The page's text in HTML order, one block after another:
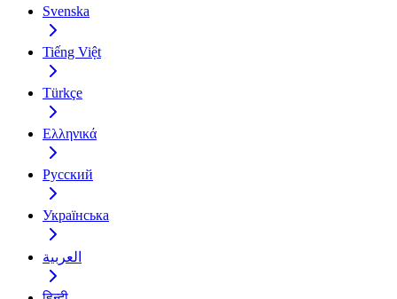
Svenska
Tiếng Việt
Türkçe
Ελληνικά
Русский
Українська
العربية